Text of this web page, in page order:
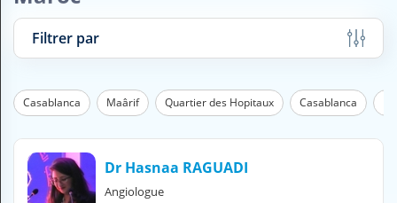
Nous contacter
V
Filtrer par
Casablanca Maârif Quartier des Hopitaux Casablanca
Dr Hasnaa RAGUADI
Angiologue